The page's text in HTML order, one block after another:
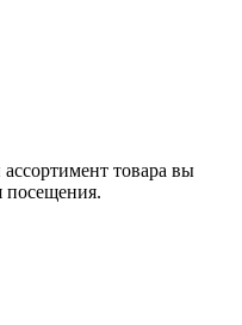
товара вы
посещения.